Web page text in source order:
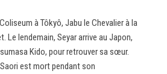
à Tôkyô, Jabu le Chevalier à la
Le lendemain, Seyar arrive au Japon,
Kido, pour retrouver sa sœur.
est mort pendant son